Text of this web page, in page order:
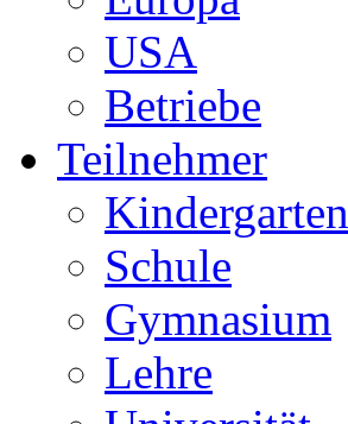
USA
Betriebe
Teilnehmer
Kindergarten
Schule
Gymnasium
Lehre